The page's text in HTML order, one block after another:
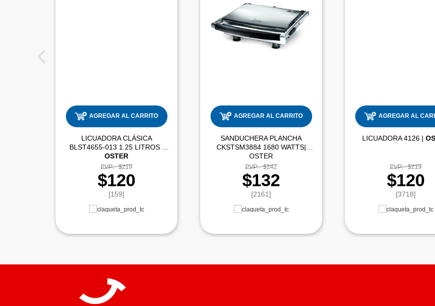
AGREGAR AL CARRITO
LICUADORA CLÁSICA
OSTER
PVP: $219
$120
[159]
AGREGAR AL CARRITO
SANDUCHERA PLANCHA
CKSTSM3884 1680 WATTS|
OSTER
PVP: $242
$132
[2161]
AGREGAR AL
LICUADORA 4126 |
PVP: $219
$120
[3718]